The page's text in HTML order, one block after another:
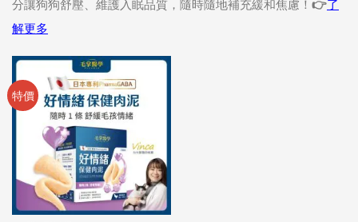
分讓狗狗舒壓、維護入眠品質，隨時隨地補充緩和焦慮！👉了
解更多
特價